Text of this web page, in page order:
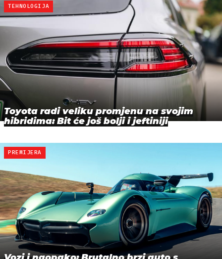
TEHNOLOGIJA
Toyota radi veliku promjenu na svojim
hibridima: Bit će još bolji i jeftiniji
PREMIJERA